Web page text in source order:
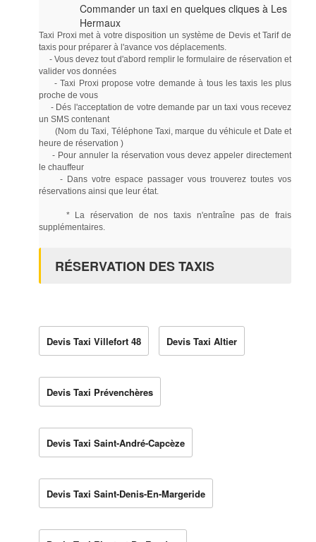
Commander un taxi en quelques cliques à Les
Hermaux
Taxi Proxi met à votre disposition un système de Devis et Tarif de
taxis pour préparer à l'avance vos déplacements.
- Vous devez tout d'abord remplir le formulaire de réservation et
valider vos données
- Taxi Proxi propose votre demande à tous les taxis les plus
proche de vous
- Dés l'acceptation de votre demande par un taxi vous recevez
un SMS contenant
(Nom du Taxi, Téléphone Taxi, marque du véhicule et Date et
heure de réservation )
- Pour annuler la réservation vous devez appeler directement
le chauffeur
- Dans votre espace passager vous trouverez toutes vos
réservations ainsi que leur état.
* La réservation de nos taxis n'entraîne pas de frais
supplémentaires.
RÉSERVATION DES TAXIS
Devis Taxi Villefort 48 Devis Taxi Altier
Devis Taxi Prévenchères
Devis Taxi Saint-André-Capcèze
Devis Taxi Saint-Denis-En-Margeride